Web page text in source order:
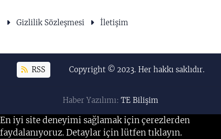
Gizlilik Sözleşmesi İletişim
RSS Copyright © 2023. Her hakkı saklıdır.
Haber Yazılımı: TE Bilişim
En iyi site deneyimi sağlamak için çerezlerden
faydalanıyoruz. Detaylar için lütfen tıklayın.